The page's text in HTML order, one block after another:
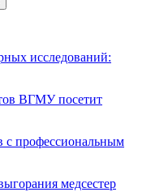
исследований:
ВГМУ посетит
с профессиональным
медсестер